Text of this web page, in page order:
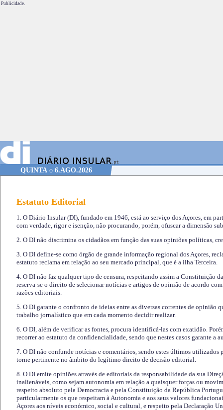
Publicidade.
QUINTAo 6.AGO.2026
Estatuto Editorial
1. O Diário Insular (DI), fundado em 1946, está ao serviço dos Açores, em
com verdade, rigor e isenção, não procurando, porém, ofuscar a dimensão
2. O DI não discrimina os cidadãos em função das suas opiniões políticas,
3. O DI define-se como órgão de grande informação regional dos Açores,
estatuto reclama em relação ao seu mercado principal, que é a ilha Terceira.
4. O DI não faz qualquer tipo de censura, respeitando assim a Constituição
reserva-se o direito de selecionar notícias e artigos de opinião de acordo
razões editoriais.
5. O DI garante o confronto de ideias entre as diversas correntes de opinião
trabalho jornalístico que em cada momento decidir realizar.
6. O DI, além de verificar as fontes, procura identificá-las com exatidão.
recorrer ao estatuto da confidencialidade, sendo que nestes casos garante a
7. O DI não confunde notícias e comentários, sendo estes últimos utilizados
torne pertinente no âmbito do legítimo direito de decisão editorial.
8. O DI emite opiniões através de editoriais da responsabilidade da sua
inalienáveis, como sejam autonomia em relação a quaisquer forças ou
respeito absoluto pela Democracia e pela Constituição da República
particularmente os que respeitam à Autonomia e aos seus valores
Açores aos níveis económico, social e cultural, e respeito pela Declaração